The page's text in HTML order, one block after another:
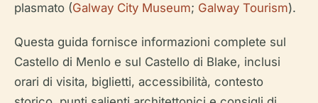
plasmato (Galway City Museum; Galway Tourism).
Questa guida fornisce informazioni complete sul
Castello di Menlo e sul Castello di Blake, inclusi
orari di visita, biglietti, accessibilità, contesto